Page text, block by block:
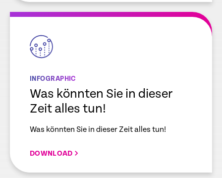
empty
INFOGRAPHIC
Was könnten Sie in dieser
Zeit alles tun!
Was könnten Sie in dieser Zeit alles tun!
DOWNLOAD